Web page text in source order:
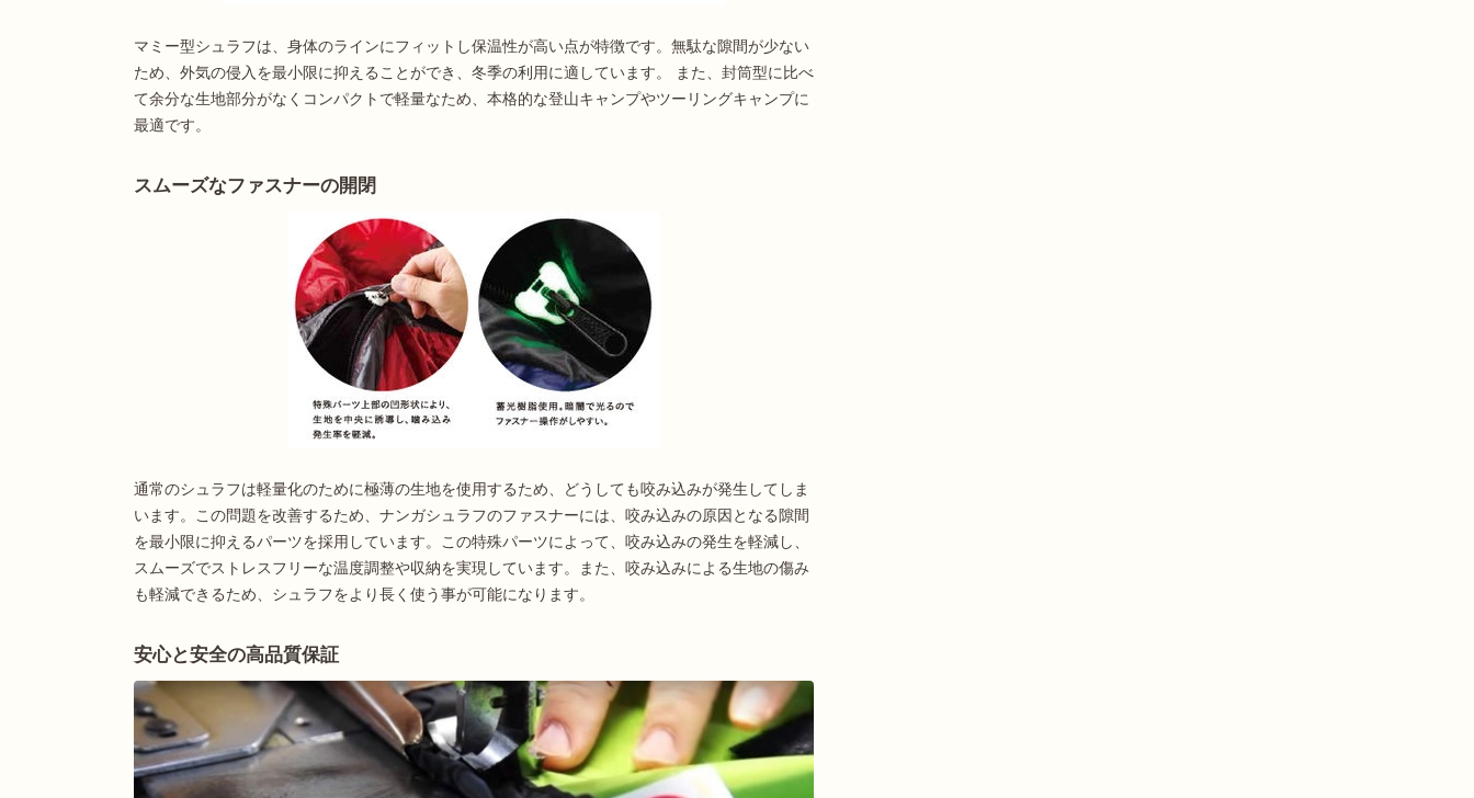
マミー型シュラフは、身体のラインにフィットし保温性が高い点が特徴です。無駄な隙間が少ない
ため、外気の侵入を最小限に抑えることができ、冬季の利用に適しています。 また、封筒型に比べ
て余分な生地部分がなくコンパクトで軽量なため、本格的な登山キャンプやツーリングキャンプに
最適です。
スムーズなファスナーの開閉
通常のシュラフは軽量化のために極薄の生地を使用するため、どうしても咬み込みが発生してしま
います。この問題を改善するため、ナンガシュラフのファスナーには、咬み込みの原因となる隙間
を最小限に抑えるパーツを採用しています。この特殊パーツによって、咬み込みの発生を軽減し、
スムーズでストレスフリーな温度調整や収納を実現しています。また、咬み込みによる生地の傷み
も軽減できるため、シュラフをより長く使う事が可能になります。
安心と安全の高品質保証